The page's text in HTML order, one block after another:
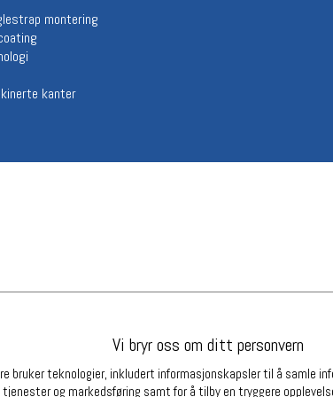
montering
kanter
Vi bryr oss om ditt personvern
bruker teknologier, inkludert informasjonskapsler til å samle
og markedsføring samt for å tilby en tryggere
Betingelser
Bærekraft